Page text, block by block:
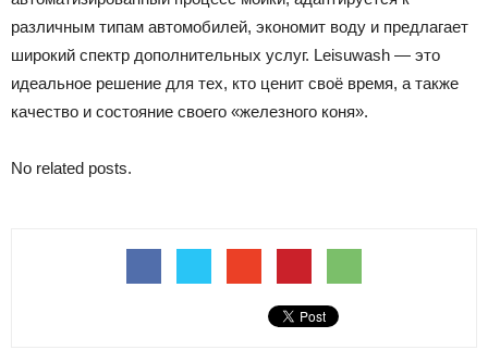
различным типам автомобилей, экономит воду и предлагает
широкий спектр дополнительных услуг. Leisuwash — это
идеальное решение для тех, кто ценит своё время, а также
качество и состояние своего «железного коня».
No related posts.